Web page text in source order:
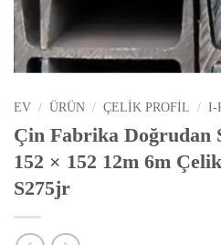
EV / ÜRÜN / ÇELIK PROFIL / I-
Çin Fabrika Doğrudan
152 × 152 12m 6m
S275jr